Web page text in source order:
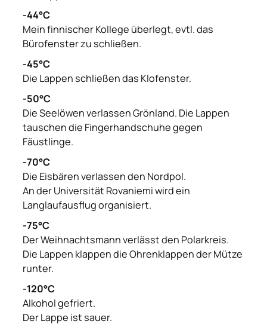
-44°C
Mein finnischer Kollege überlegt, evtl. das
Bürofenster zu schließen.
-45°C
Die Lappen schließen das Klofenster.
-50°C
Die Seelöwen verlassen Grönland. Die Lappen
tauschen die Fingerhandschuhe gegen
Fäustlinge.
-70°C
Die Eisbären verlassen den Nordpol.
An der Universität Rovaniemi wird ein
Langlaufausflug organisiert.
-75°C
Der Weihnachtsmann verlässt den Polarkreis.
Die Lappen klappen die Ohrenklappen der Mütze
runter.
-120°C
Alkohol gefriert.
Der Lappe ist sauer.